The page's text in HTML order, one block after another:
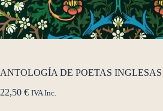
ANTOLOGÍA DE POETAS
22,50 € IVA Inc.